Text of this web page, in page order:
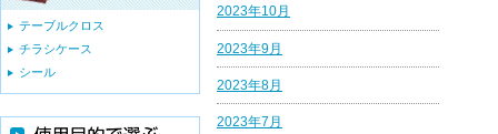
2023年10月
2023年9月
2023年8月
2023年7月
テーブルクロス
チラシケース
シール